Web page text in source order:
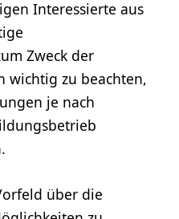
Interessierte aus
Zweck der
wichtig zu beachten,
je nach
über die